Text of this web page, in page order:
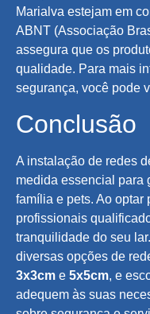
Marialva estejam em
ABNT (Associação
assegura que os
qualidade. Para mais
segurança, você pode
Conclusão
A instalação de redes
medida essencial para
família e pets. Ao optar
profissionais
tranquilidade do seu
diversas opções de
3x3cm e 5x5cm, e
adequem às suas